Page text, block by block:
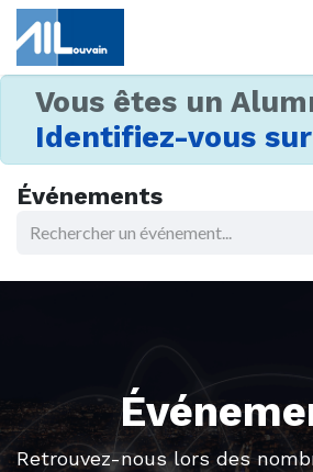
Vous êtes un
Identifiez-vous
Événements
Retrouvez-nous lors des